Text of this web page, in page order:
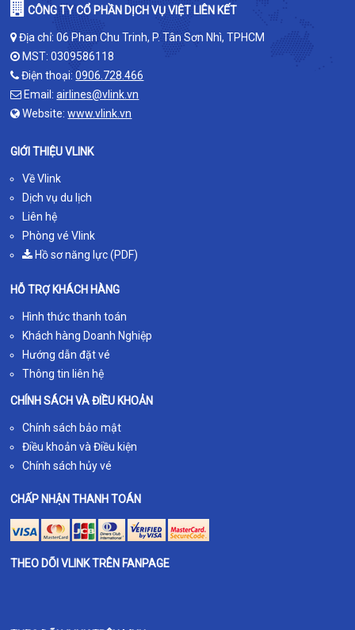
CÔNG TY CỔ PHẦN DỊCH VỤ VIỆT LIÊN KẾT
Địa chỉ: 06 Phan Chu Trinh, P. Tân Sơn Nhì, TPHCM
MST: 0309586118
Điện thoại:0906.728.466
Email:airlines@vlink.vn
Website:www.vlink.vn
GIỚI THIỆU VLINK
Về Vlink
Dịch vụ du lịch
Liên hệ
Phòng vé Vlink
Hồ sơ năng lực (PDF)
HỖ TRỢ KHÁCH HÀNG
Hình thức thanh toán
Khách hàng Doanh Nghiệp
Hướng dẫn đặt vé
Thông tin liên hệ
CHÍNH SÁCH VÀ ĐIỀU KHOẢN
Chính sách bảo mật
Điều khoản và Điều kiện
Chính sách hủy vé
CHẤP NHẬN THANH TOÁN
THEO DÕI VLINK TRÊN FANPAGE